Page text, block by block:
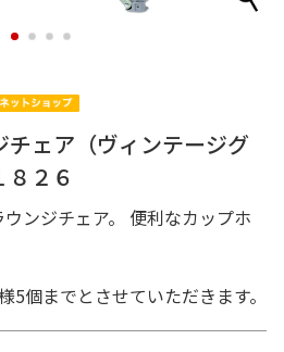
1 2 3 4
ェア（ヴィンテージグ
２６
ンジチェア。 便利なカップホ
個までとさせていただきます。